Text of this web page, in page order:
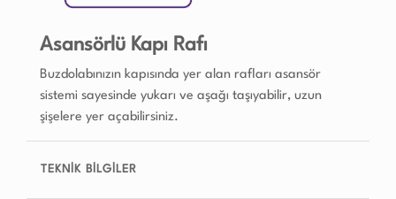
Asansörlü Kapı Rafı
Buzdolabınızın kapısında yer alan rafları asansör
sistemi sayesinde yukarı ve aşağı taşıyabilir, uzun
şişelere yer açabilirsiniz.
TEKNİK BİLGİLER